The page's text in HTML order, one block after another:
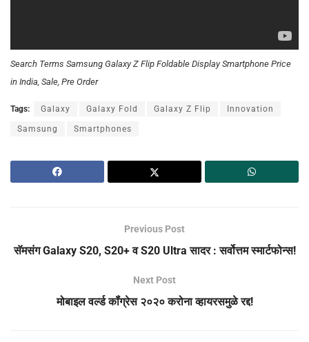
Search Terms Samsung Galaxy Z Flip Foldable Display Smartphone Price
in India, Sale, Pre Order
Tags: Galaxy Galaxy Fold Galaxy Z Flip Innovation
Samsung Smartphones
Previous Post
सॅमसंग Galaxy S20, S20+ व S20 Ultra सादर : सर्वोत्तम स्मार्टफोन्स!
Next Post
मोबाइल वर्ल्ड कॉंग्रेस २०२० करोना व्हायरसमुळे रद्द!